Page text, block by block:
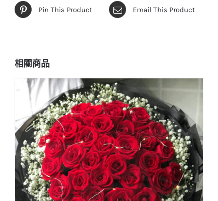
Pin This Product Email This Product
相關商品